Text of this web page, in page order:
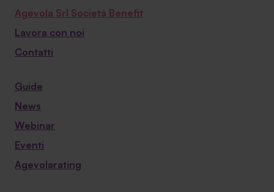
Agevola Srl Società Benefit
Lavora con noi
Contatti
Guide
News
Webinar
Eventi
Agevolarating